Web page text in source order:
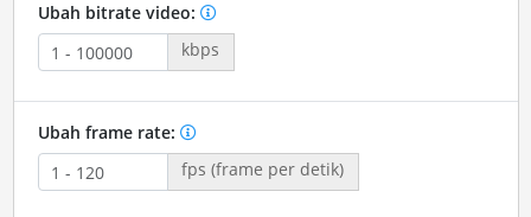
Ubah bitrate video:
kbps
Ubah frame rate:
fps (frame per detik)